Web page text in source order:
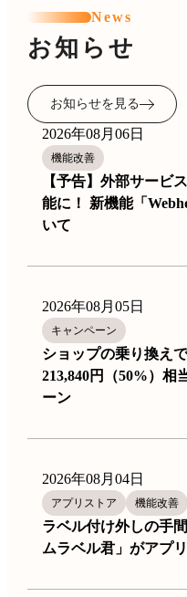
News
お知らせ
お知らせを見る
2026年08月06日
機能改善
【予告】外部サービ
能に！ 新機能「
いて
2026年08月05日
キャンペーン
ショップの乗り換え
213,840円（50%）相
ーン
2026年08月04日
アプリストア 機能改善
ラベル付け外しの手
ムラベル君」がアプ